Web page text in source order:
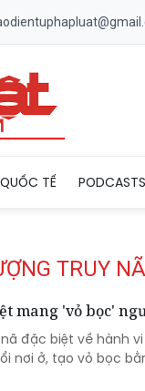
QUỐC TẾ PODCASTS
TRUY NÃ
mang 'vỏ bọc'
đặc biệt về hành
nơi ở, tạo vỏ bọc